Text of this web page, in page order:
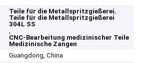
Teile für die Metallspritzgießerei,
Teile für die Metallspritzgießerei
304L SS
,
CNC-Bearbeitung medizinischer Teile
Medizinische Zangen
Guangdong, China